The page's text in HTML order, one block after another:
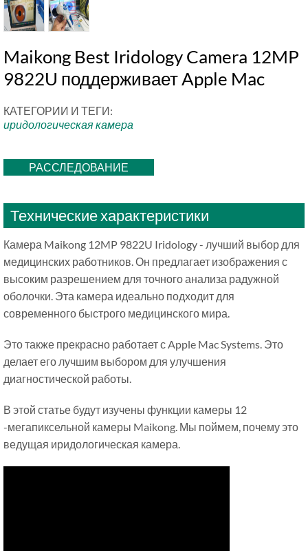
Maikong Best Iridology Camera 12MP
9822U поддерживает Apple Mac
КАТЕГОРИИ И ТЕГИ:
иридологическая камера
РАССЛЕДОВАНИЕ
Технические характеристики
Камера Maikong 12MP 9822U Iridology - лучший выбор для
медицинских работников. Он предлагает изображения с
высоким разрешением для точного анализа радужной
оболочки. Эта камера идеально подходит для
современного быстрого медицинского мира.
Это также прекрасно работает с Apple Mac Systems. Это
делает его лучшим выбором для улучшения
диагностической работы.
В этой статье будут изучены функции камеры 12
-мегапиксельной камеры Maikong. Мы поймем, почему это
ведущая иридологическая камера.